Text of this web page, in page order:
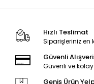
Hızlı Teslimat
Siparişleriniz en
Güvenli
Güvenli ve
Geniş Ürün